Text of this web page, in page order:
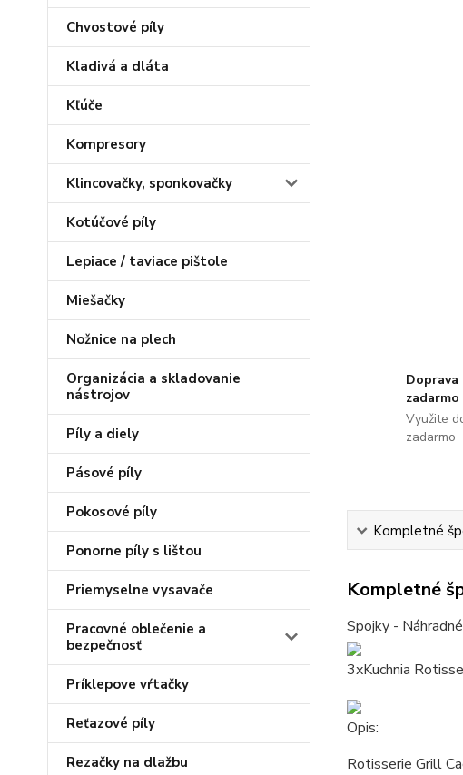
Chvostové píly
Kladivá a dláta
Kľúče
Kompresory
Klincovačky, sponkovačky
Kotúčové píly
Lepiace / taviace pištole
Miešačky
Nožnice na plech
Organizácia a skladovanie
nástrojov
Píly a diely
Pásové píly
Pokosové píly
Ponorne píly s lištou
Priemyselne vysavače
Pracovné oblečenie a
bezpečnosť
Príklepove vŕtačky
Reťazové píly
Rezačky na dlažbu
Doprava
zadarmo
Využite
zadarmo
Kompletné
Kompletné
Spojky -
3xKuchnia
Opis:
Rotisserie Grill